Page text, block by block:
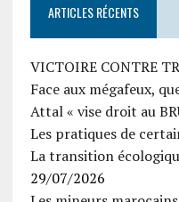
ARTICLES RÉCENTS
VICTOIRE CONTRE
Face aux mégafeux,
Attal « vise droit au
Les pratiques de
La transition
29/07/2026